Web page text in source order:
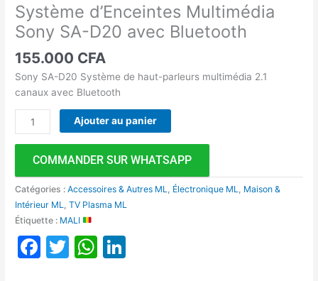
Système d’Enceintes Multimédia
Sony SA-D20 avec Bluetooth
155.000 CFA
Sony SA-D20 Système de haut-parleurs multimédia 2.1
canaux avec Bluetooth
Ajouter au panier
COMMANDER SUR WHATSAPP
Catégories :Accessoires & Autres ML, Électronique ML, Maison &
Intérieur ML,TV Plasma ML
Étiquette : MALI
Facebook
TwitterWhatsApp